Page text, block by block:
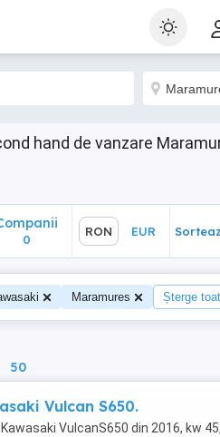
hand de vanzare
Sortează
0
RON EUR
Maramures Șterge
50
Vulcan S650.
VulcanS650 din 2016, kw